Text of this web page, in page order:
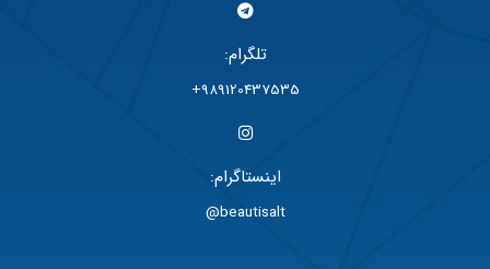
تلگرام:
989120437535+
اینستاگرام:
beautisalt@